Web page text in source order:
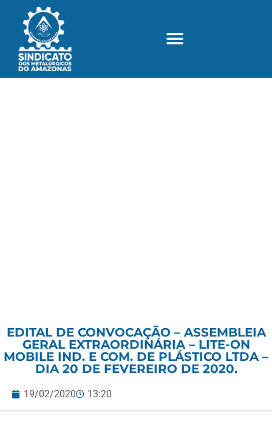
EDITAL DE CONVOCAÇÃO – ASSEMBLEIA
GERAL EXTRAORDINÁRIA – LITE-ON
MOBILE IND. E COM. DE PLÁSTICO LTDA –
DIA 20 DE FEVEREIRO DE 2020.
19/02/2020 13:20